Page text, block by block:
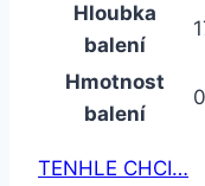
Hloubka
balení
Hmotnost
balení
TENHLE CHCI…